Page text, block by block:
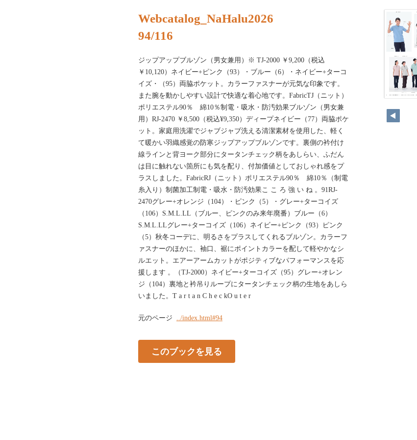
Webcatalog_NaHalu2026
94/116
ジップアップブルゾン（男女兼用）※ TJ-2000 ￥9,200（税込
￥10,120）ネイビー+ピンク（93）・ブルー（6）・ネイビー+ターコ
イズ・（95）両脇ポケット。カラーファスナーが元気な印象です。
また腕を動かしやすい設計で快適な着心地です。FabricTJ（ニット）
ポリエステル90％ 綿10％制電・吸水・防汚効果ブルゾン（男女兼
用）RJ-2470 ￥8,500（税込¥9,350）ディープネイビー（77）両脇ポケ
ット。家庭用洗濯でジャブジャブ洗える清潔素材を使用した、軽く
て暖かい羽織感覚の防寒ジップアップブルゾンです。裏側の衿付け
線ラインと背ヨーク部分にタータンチェック柄をあしらい、ふだん
は目に触れない箇所にも気を配り、付加価値としておしゃれ感をプ
ラスしました。FabricRJ（ニット）ポリエステル90％ 綿10％（制電
糸入り）制菌加工制電・吸水・防汚効果こ こ ろ 強 い ね 。91RJ-
2470グレー+オレンジ（104）・ピンク（5）・グレー+ターコイズ
（106）S.M.L.LL（ブルー、ピンクのみ来年廃番）ブルー（6）
S.M.L.LLグレー+ターコイズ（106）ネイビー+ピンク（93）ピンク
（5）秋冬コーデに、明るさをプラスしてくれるブルゾン。カラーフ
ァスナーのほかに、袖口、裾にポイントカラーを配して軽やかなシ
ルエット。エアーアームカットがポジティブなパフォーマンスを応
援します 。（TJ-2000）ネイビー+ターコイズ（95）グレー+オレン
ジ（104）裏地と衿吊りループにタータンチェック柄の生地をあしら
いました。T a r t a n C h e c kO u t e r
元のページ ../index.html#94
このブックを見る